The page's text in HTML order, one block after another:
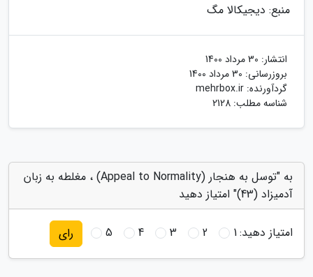
منبع: دیجیکالا مگ
انتشار: 30 مرداد 1400
بروزرسانی: 30 مرداد 1400
گردآورنده: mehrbox.ir
شناسه مطلب: 2128
به "توسل به هنجار (Appeal to Normality) ، مغلطه به زبان
آدمیزاد (43)" امتیاز دهید
امتیاز دهید:1
2
3
4
5 رای